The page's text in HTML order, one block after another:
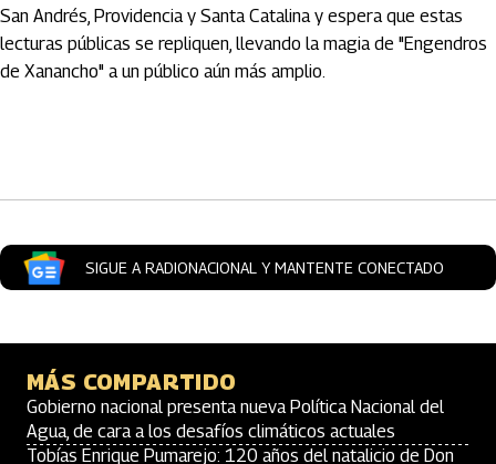
San Andrés, Providencia y Santa Catalina y espera que estas
lecturas públicas se repliquen, llevando la magia de "Engendros
de Xanancho" a un público aún más amplio.
SIGUE A RADIONACIONAL Y MANTENTE CONECTADO
MÁS COMPARTIDO
Gobierno nacional presenta nueva Política Nacional del
Agua, de cara a los desafíos climáticos actuales
Tobías Enrique Pumarejo: 120 años del natalicio de Don